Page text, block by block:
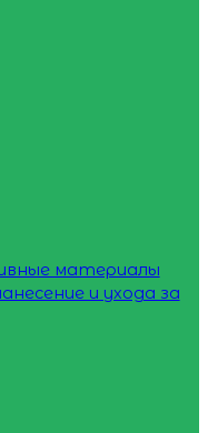
материалы
и ухода за